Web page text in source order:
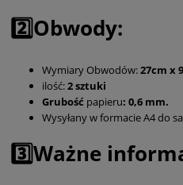
2️⃣Obwody:
Wymiary Obwodów:27cm x
ilość:2 sztuki
Grubość papieru: 0,6 mm.
Wysyłany w formacie A4 do
3️⃣Ważne